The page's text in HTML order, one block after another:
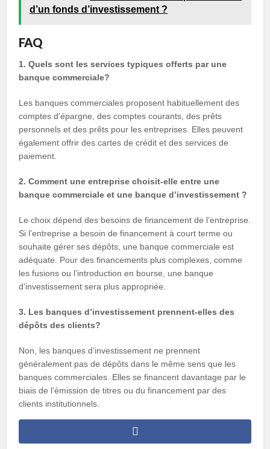
d’un fonds d’investissement ?
FAQ
1. Quels sont les services typiques offerts par une
banque commerciale?
Les banques commerciales proposent habituellement des
comptes d’épargne, des comptes courants, des prêts
personnels et des prêts pour les entreprises. Elles peuvent
également offrir des cartes de crédit et des services de
paiement.
2. Comment une entreprise choisit-elle entre une
banque commerciale et une banque d’investissement ?
Le choix dépend des besoins de financement de l’entreprise.
Si l’entreprise a besoin de financement à court terme ou
souhaite gérer ses dépôts, une banque commerciale est
adéquate. Pour des financements plus complexes, comme
les fusions ou l’introduction en bourse, une banque
d’investissement sera plus appropriée.
3. Les banques d’investissement prennent-elles des
dépôts des clients?
Non, les banques d’investissement ne prennent
généralement pas de dépôts dans le même sens que les
banques commerciales. Elles se financent davantage par le
biais de l’émission de titres ou du financement par des
clients institutionnels.